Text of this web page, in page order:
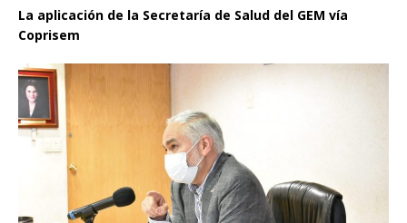
La aplicación de la Secretaría de Salud del GEM vía
Coprisem